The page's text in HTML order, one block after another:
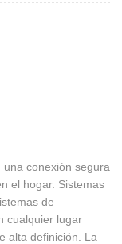
conexión segura
el hogar. Sistemas
de
cualquier lugar
alta definición.
La